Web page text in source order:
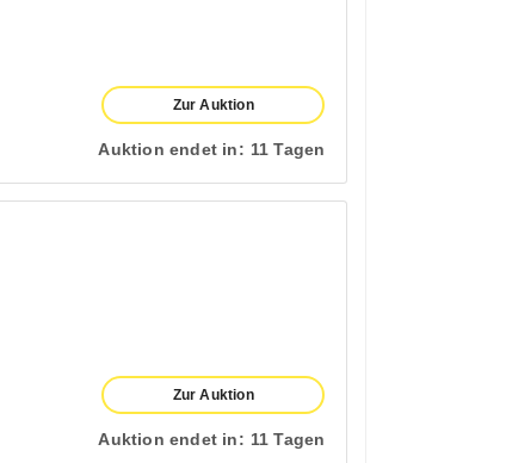
Zur Auktion
Auktion endet in: 11 Tagen
Zur Auktion
Auktion endet in: 11 Tagen